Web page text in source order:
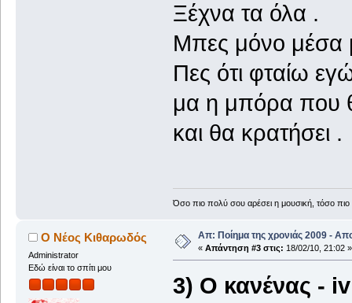
Ξέχνα τα όλα .
Μπες μόνο μέσα
Πες ότι φταίω
μα η μπόρα που
και θα κρατήσει .
Όσο πιο πολύ σου αρέσει η μουσική, τόσο
Ο Νέος Κιθαρωδός
Administrator
Εδώ είναι το σπίτι μου
Απ: Ποίημα της χρονιάς 2009 -
« Απάντηση #3 στις: 18/02/10, 21:02 »
3) Ο κανένας -